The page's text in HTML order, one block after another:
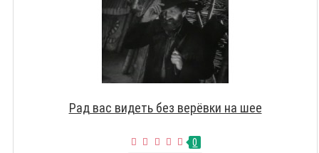
Рад вас видеть без верёвки на шее
0